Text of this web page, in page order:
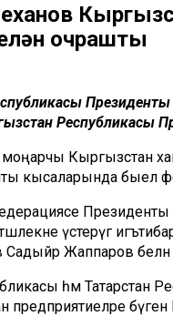
очрашты
Республикасы
моңарчы Кыргызстан
кысаларында быел
үстерүгә
Садыйр Жаппаров
һәм Татарстан
предприятиеләре